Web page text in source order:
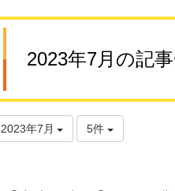
2023年7月の記
2023年7月 5件